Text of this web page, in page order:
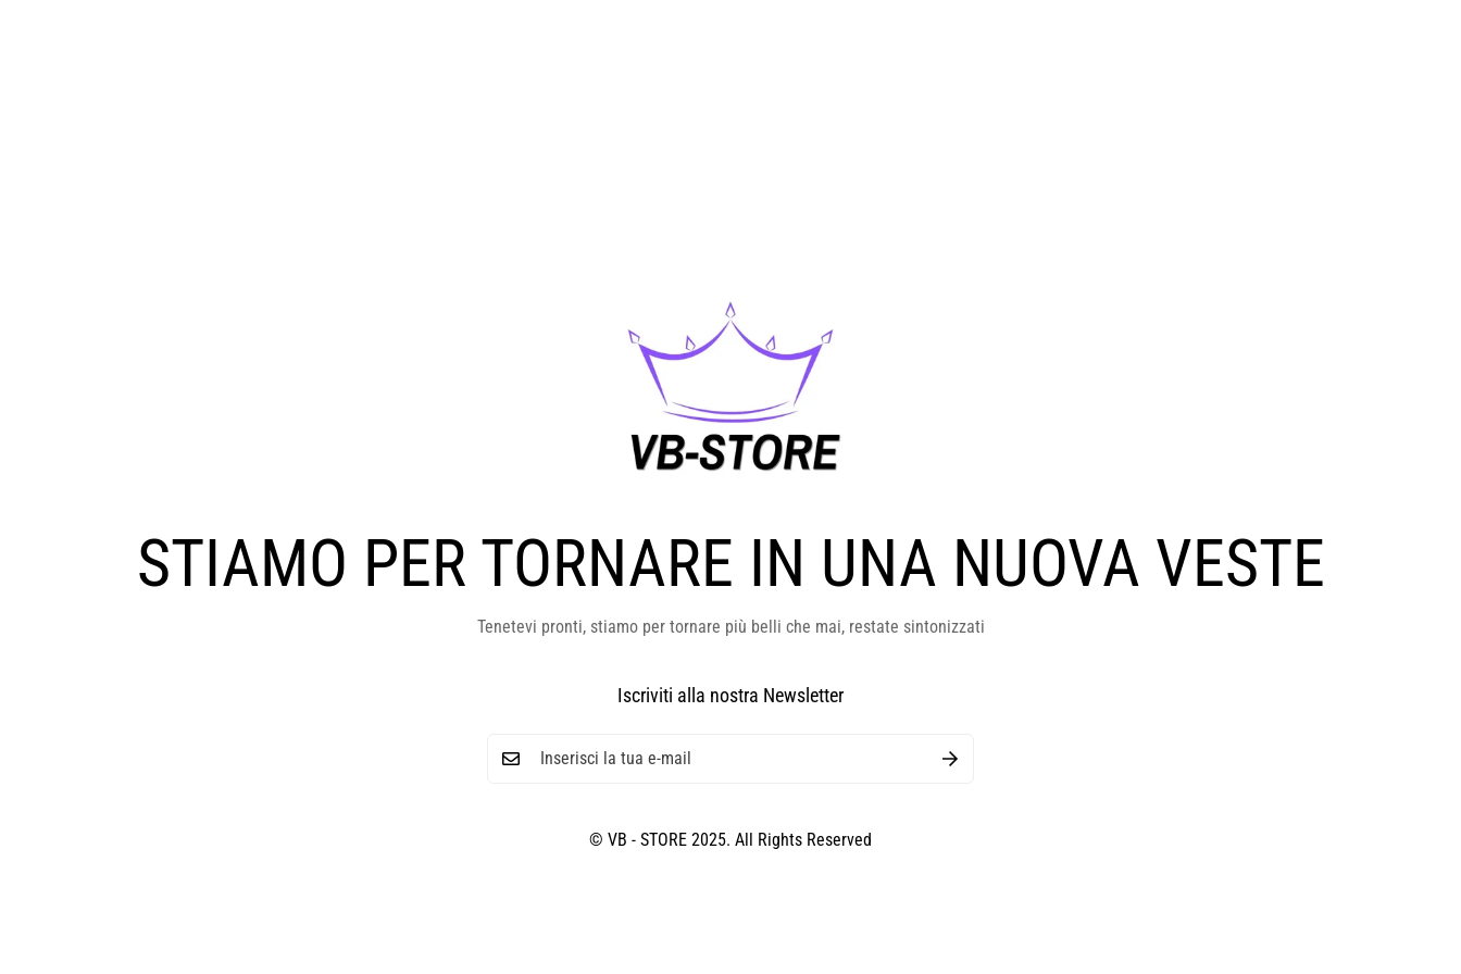
STIAMO PER TORNARE IN UNA NUOVA VESTE
Tenetevi pronti, stiamo per tornare più belli che mai, restate sintonizzati
Iscriviti alla nostra Newsletter
© VB - STORE 2025. All Rights Reserved